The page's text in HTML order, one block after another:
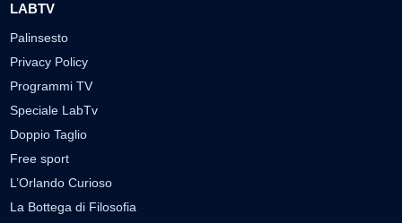
LABTV
Palinsesto
Privacy Policy
Programmi TV
Speciale LabTv
Doppio Taglio
Free sport
L’Orlando Curioso
La Bottega di Filosofia